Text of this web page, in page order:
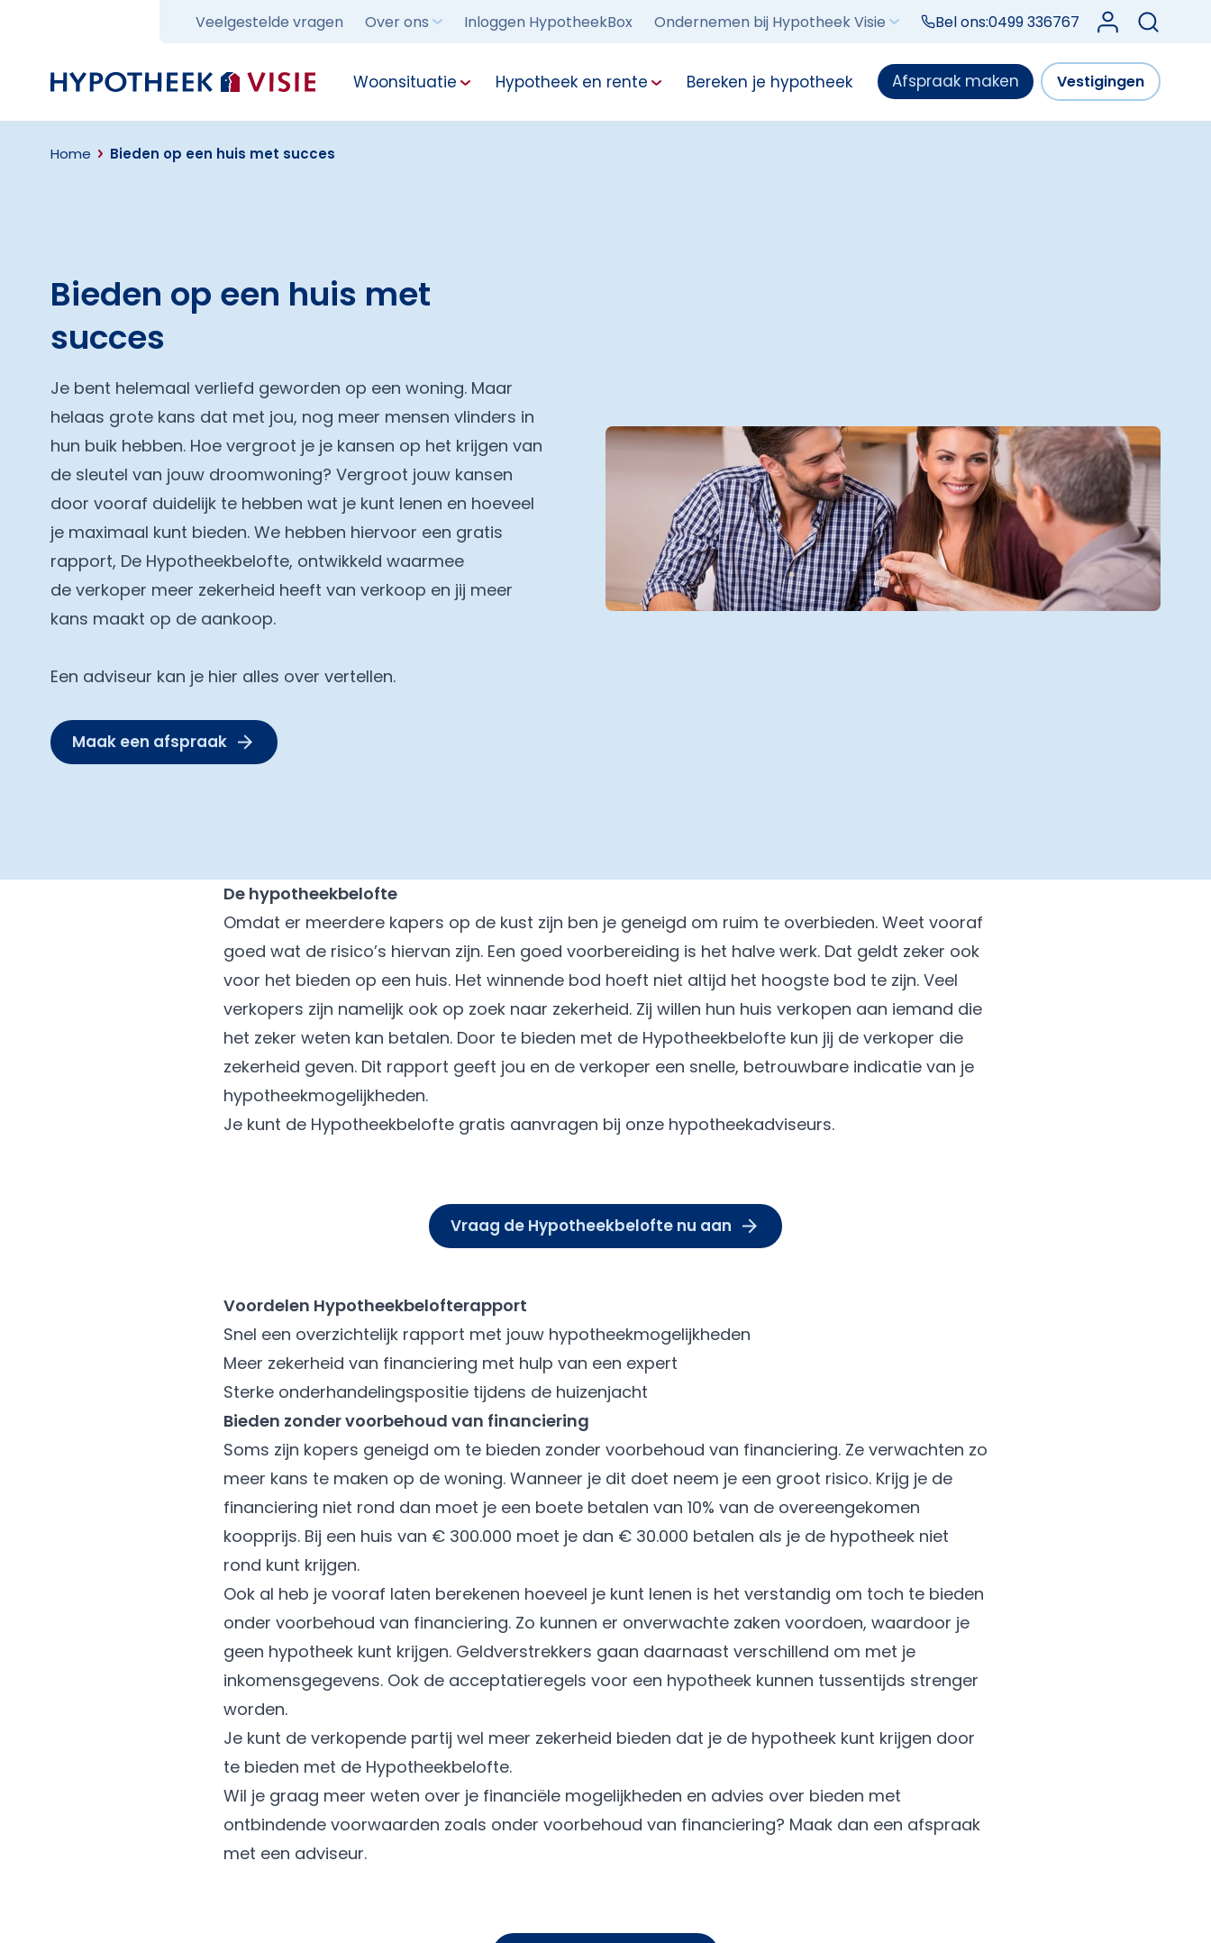
Veelgestelde vragen Over ons Inloggen HypotheekBox Ondernemen bij Hypotheek Visie Bel ons:0499 336767 Log in bij Mijn
Terug naar home Woonsituatie Hypotheek en rente Bereken je hypotheek Afspraak maken Vestigingen
Home Bieden op een huis met succes
Bieden op een huis met
succes
Je bent helemaal verliefd geworden op een woning. Maar
helaas grote kans dat met jou, nog meer mensen vlinders in
hun buik hebben. Hoe vergroot je je kansen op het krijgen van
de sleutel van jouw droomwoning? Vergroot jouw kansen
door vooraf duidelijk te hebben wat je kunt lenen en hoeveel
je maximaal kunt bieden. We hebben hiervoor een gratis
rapport, De Hypotheekbelofte, ontwikkeld waarmee
de verkoper meer zekerheid heeft van verkoop en jij meer
kans maakt op de aankoop.
Een adviseur kan je hier alles over vertellen.
Maak een afspraak
De hypotheekbelofte
Omdat er meerdere kapers op de kust zijn ben je geneigd om ruim te overbieden. Weet vooraf
goed wat de risico’s hiervan zijn. Een goed voorbereiding is het halve werk. Dat geldt zeker ook
voor het bieden op een huis. Het winnende bod hoeft niet altijd het hoogste bod te zijn. Veel
verkopers zijn namelijk ook op zoek naar zekerheid. Zij willen hun huis verkopen aan iemand die
het zeker weten kan betalen. Door te bieden met de Hypotheekbelofte kun jij de verkoper die
zekerheid geven. Dit rapport geeft jou en de verkoper een snelle, betrouwbare indicatie van je
hypotheekmogelijkheden.
Je kunt de Hypotheekbelofte gratis aanvragen bij onze hypotheekadviseurs.
Vraag de Hypotheekbelofte nu aan
Voordelen Hypotheekbelofterapport
Snel een overzichtelijk rapport met jouw hypotheekmogelijkheden
Meer zekerheid van financiering met hulp van een expert
Sterke onderhandelingspositie tijdens de huizenjacht
Bieden zonder voorbehoud van financiering
Soms zijn kopers geneigd om te bieden zonder voorbehoud van financiering. Ze verwachten zo
meer kans te maken op de woning. Wanneer je dit doet neem je een groot risico. Krijg je de
financiering niet rond dan moet je een boete betalen van 10% van de overeengekomen
koopprijs. Bij een huis van € 300.000 moet je dan € 30.000 betalen als je de hypotheek niet
rond kunt krijgen.
Ook al heb je vooraf laten berekenen hoeveel je kunt lenen is het verstandig om toch te bieden
onder voorbehoud van financiering. Zo kunnen er onverwachte zaken voordoen, waardoor je
geen hypotheek kunt krijgen. Geldverstrekkers gaan daarnaast verschillend om met je
inkomensgegevens. Ook de acceptatieregels voor een hypotheek kunnen tussentijds strenger
worden.
Je kunt de verkopende partij wel meer zekerheid bieden dat je de hypotheek kunt krijgen door
te bieden met de Hypotheekbelofte.
Wil je graag meer weten over je financiële mogelijkheden en advies over bieden met
ontbindende voorwaarden zoals onder voorbehoud van financiering? Maak dan een afspraak
met een adviseur.